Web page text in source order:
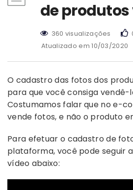
de
360 visualizações
Atualizado em 10/03/2020
O cadastro das fotos dos
para que você consiga vendê-
Costumamos falar que no e-
vende fotos, e não o produto
Para efetuar o cadastro de
plataforma, você pode seguir
vídeo abaixo: